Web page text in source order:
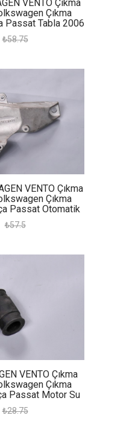
VENTO Çıkma
Çıkma
Passat Tabla 2006
₺58.75
VENTO Çıkma
Çıkma
Passat Otomatik
Kulağı
₺57.5
VENTO Çıkma
Çıkma
Passat Motor Su
₺28.75